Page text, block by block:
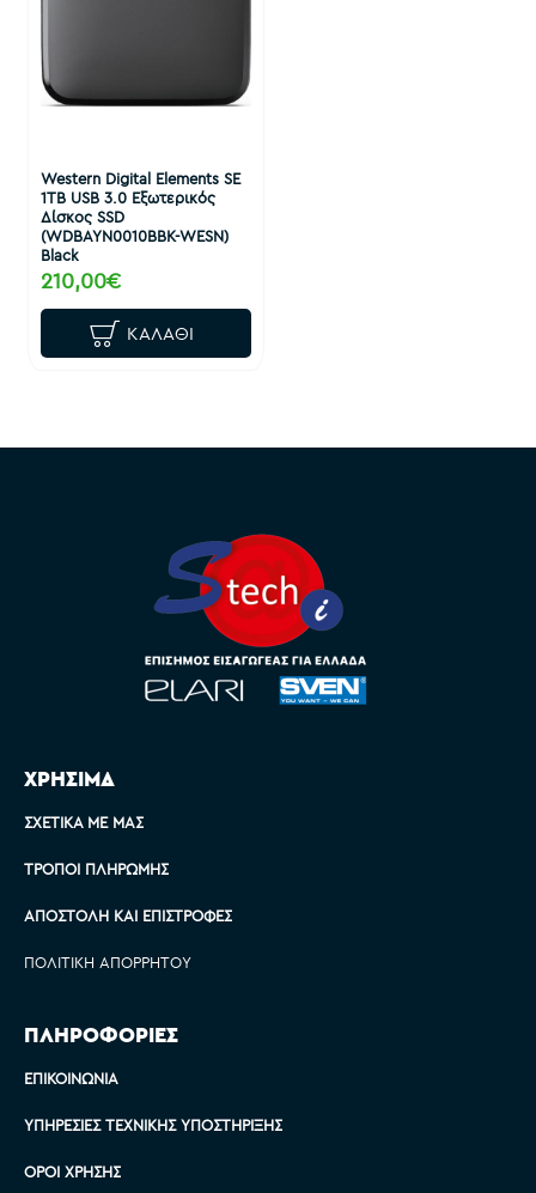
Western Digital Elements SE
1TB USB 3.0 Εξωτερικός
Δίσκος SSD
(WDBAYN0010BBK-WESN)
Black
210,00€
ΚΑΛΆΘΙ
ΧΡΗΣΙΜΑ
ΣΧΕΤΙΚΆ ΜΕ ΜΑΣ
ΤΡΌΠΟΙ ΠΛΗΡΩΜΉΣ
ΑΠΟΣΤΟΛΉ ΚΑΙ ΕΠΙΣΤΡΟΦΈΣ
ΠΟΛΙΤΙΚΉ ΑΠΟΡΡΉΤΟΥ
ΠΛΗΡΟΦΟΡΙΕΣ
ΕΠΙΚΟΙΝΩΝΊΑ
ΥΠΗΡΕΣΊΕΣ ΤΕΧΝΙΚΉΣ ΥΠΟΣΤΉΡΙΞΗΣ
ΌΡΟΙ ΧΡΉΣΗΣ